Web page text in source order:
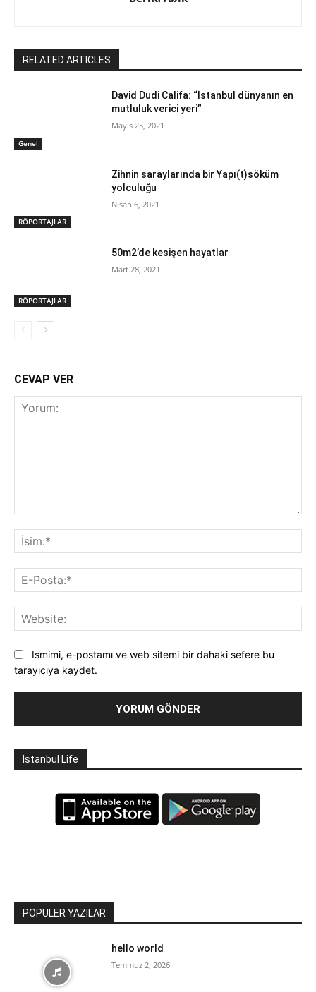
RELATED ARTICLES
Genel
David Dudi Califa: “İstanbul dünyanın en
mutluluk verici yeri”
Mayıs 25, 2021
RÖPORTAJLAR
Zihnin saraylarında bir Yapı(t)söküm
yolculuğu
Nisan 6, 2021
RÖPORTAJLAR
50m2’de kesişen hayatlar
Mart 28, 2021
CEVAP VER
Ismimi, e-postamı ve web sitemi bir dahaki sefere bu
tarayıcıya kaydet.
İstanbul Life
POPULER YAZILAR
hello world
Temmuz 2, 2026